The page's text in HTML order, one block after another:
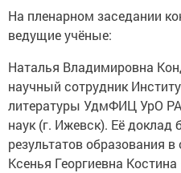
На пленарном заседании
ведущие учёные:
Наталья Владимировна
научный сотрудник
литературы УдмФИЦ УрО
наук (г. Ижевск). Её
результатов образования
Ксенья Георгиевна